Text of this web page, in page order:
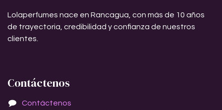
Lolaperfumes nace en Rancagua, con más de 10 años
de trayectoria, credibilidad y confianza de nuestros
clientes.
Contáctenos
Contáctenos